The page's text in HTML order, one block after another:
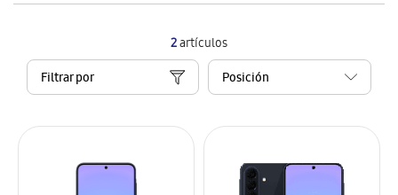
2artículos
Filtrar por